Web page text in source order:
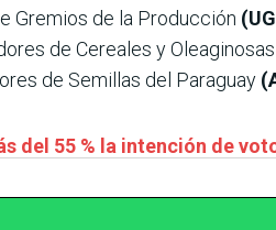
Gremios de la Producción
de Cereales y Oleaginosas
de Semillas del Paraguay
del 55 % la intención de